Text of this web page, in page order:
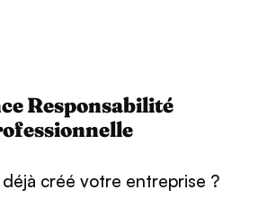
Responsabilité
créé votre entreprise ?